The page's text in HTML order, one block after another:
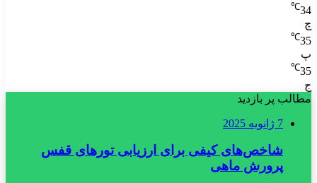
34
℃
چ
35
℃
پ
35
℃
ج
مطالب پر بازدید
7 ژانویه 2025
شاخص‌های کیفی برای ارزیابی تورهای قفس
پرورش ماهی